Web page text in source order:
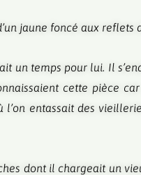
jaune foncé aux
un temps pour lui. Il
cette pièce
l’on entassait des
dont il chargeait un